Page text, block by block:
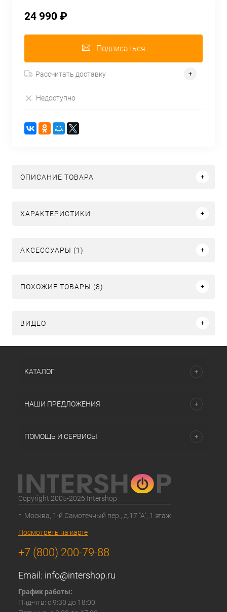
24 990 ₽
Подписаться
Рассчитать доставку
Недоступно
ОПИСАНИЕ ТОВАРА
ХАРАКТЕРИСТИКИ
АКСЕССУАРЫ (1)
ПОХОЖИЕ ТОВАРЫ (8)
ВИДЕО
КАТАЛОГ
НАШИ ПРЕДЛОЖЕНИЯ
ПОМОЩЬ И СЕРВИСЫ
Copyright 2005-2026 Intershop
г. Москва, 1-й Самотечный пер., д.17 "А", 1 этаж
Посмотреть на карте
+7 (800) 200-79-88
Email: info@intershop.ru
График работы:
Пнд-чтв: с 9:30 до 18:00